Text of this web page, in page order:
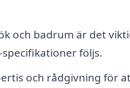
och badrum är det
följs.
och rådgivning för